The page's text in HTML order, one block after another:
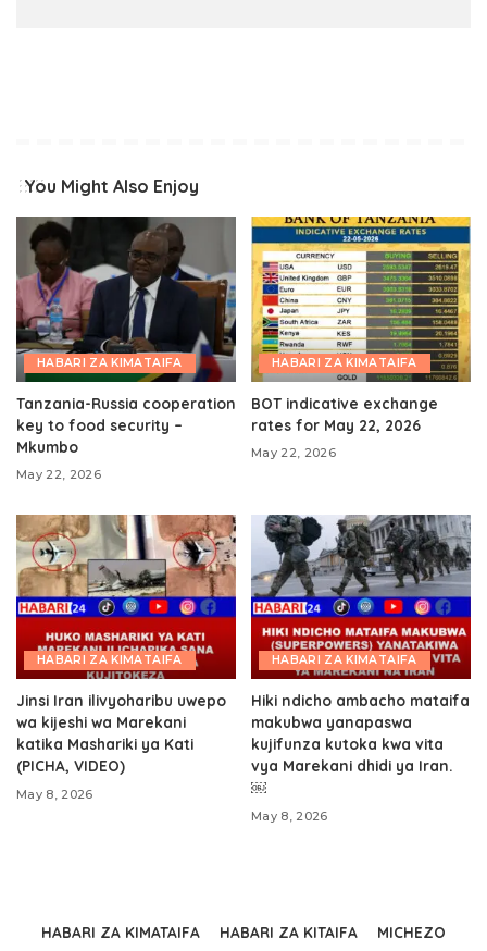
You Might Also Enjoy
HABARI ZA KIMATAIFA
Tanzania-Russia cooperation
key to food security –
Mkumbo
May 22, 2026
HABARI ZA KIMATAIFA
BOT indicative exchange
rates for May 22, 2026
May 22, 2026
HABARI ZA KIMATAIFA
Jinsi Iran ilivyoharibu uwepo
wa kijeshi wa Marekani
katika Mashariki ya Kati
(PICHA, VIDEO)
May 8, 2026
HABARI ZA KIMATAIFA
Hiki ndicho ambacho mataifa
makubwa yanapaswa
kujifunza kutoka kwa vita
vya Marekani dhidi ya Iran.
￼
May 8, 2026
HABARI ZA KIMATAIFA HABARI ZA KITAIFA MICHEZO